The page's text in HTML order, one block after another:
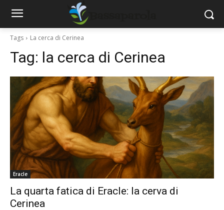
Tags La cerca di Cerinea
Tag: la cerca di Cerinea
Eracle
La quarta fatica di Eracle: la cerva di
Cerinea